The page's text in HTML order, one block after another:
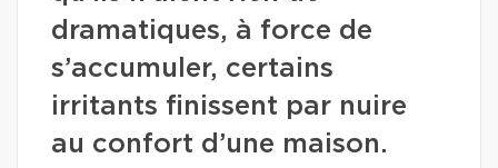
dramatiques, à force de
s’accumuler, certains
irritants finissent par nuire
au confort d’une maison.